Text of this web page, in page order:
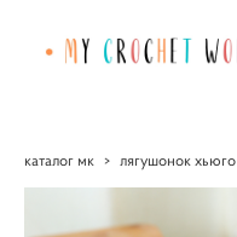
каталог мк > лягушонок хьюго